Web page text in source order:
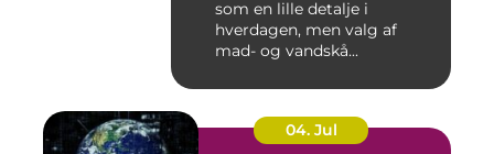
som en lille detalje i
hverdagen, men valg af
mad- og vandskå...
04. Jul